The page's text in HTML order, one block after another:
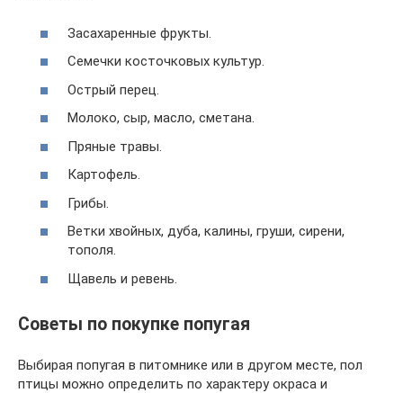
Засахаренные фрукты.
Семечки косточковых культур.
Острый перец.
Молоко, сыр, масло, сметана.
Пряные травы.
Картофель.
Грибы.
Ветки хвойных, дуба, калины, груши, сирени,
тополя.
Щавель и ревень.
Советы по покупке попугая
Выбирая попугая в питомнике или в другом месте, пол
птицы можно определить по характеру окраса и